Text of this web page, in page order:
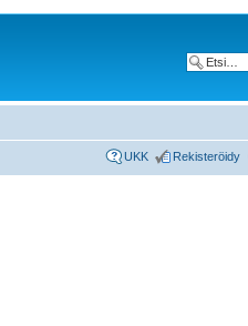
UKK Rekisteröidy